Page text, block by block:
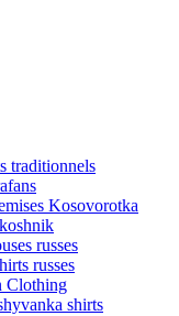
traditionnels
Kosovorotka
russes
russes
Clothing
shirts